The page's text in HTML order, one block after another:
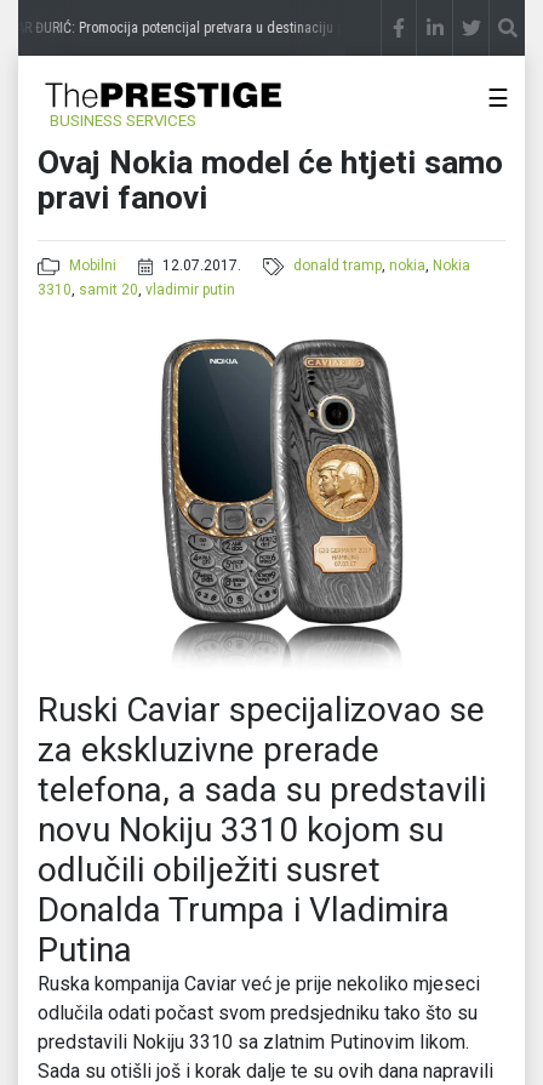
ĐURIĆ: Promocija potencijal pretvara u destinacijuprije 3 sedmice STEVICA
BUSINESS SERVICES
☰
Ovaj Nokia model će htjeti samo
pravi fanovi
Mobilni 12.07.2017. donald tramp,nokia,Nokia
3310, samit 20, vladimir putin
Ruski Caviar specijalizovao se
za ekskluzivne prerade
telefona, a sada su predstavili
novu Nokiju 3310 kojom su
odlučili obilježiti susret
Donalda Trumpa i Vladimira
Putina
Ruska kompanija Caviar već je prije nekoliko mjeseci
odlučila odati počast svom predsjedniku tako što su
predstavili Nokiju 3310 sa zlatnim Putinovim likom.
Sada su otišli još i korak dalje te su ovih dana napravili